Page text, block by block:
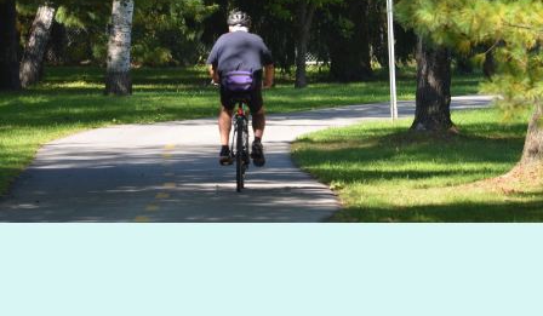
Activités
Commerces intégrés
Services optionnels
Repas
Soins optionnels
Entretien